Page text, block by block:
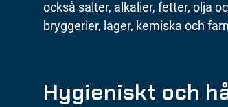
också salter, alkalier, fetter, olja
bryggerier, lager, kemiska och
Hygieniskt och